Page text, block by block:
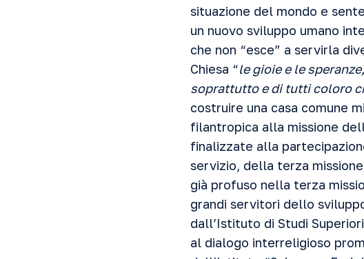
situazione del mondo e
un nuovo sviluppo umano
che non “esce” a servirla
Chiesa “le gioie e le
soprattutto e di tutti coloro
costruire una casa comune
filantropica alla missione
finalizzate alla
servizio, della terza
già profuso nella terza
grandi servitori dello
dall’Istituto di Studi
al dialogo interreligioso